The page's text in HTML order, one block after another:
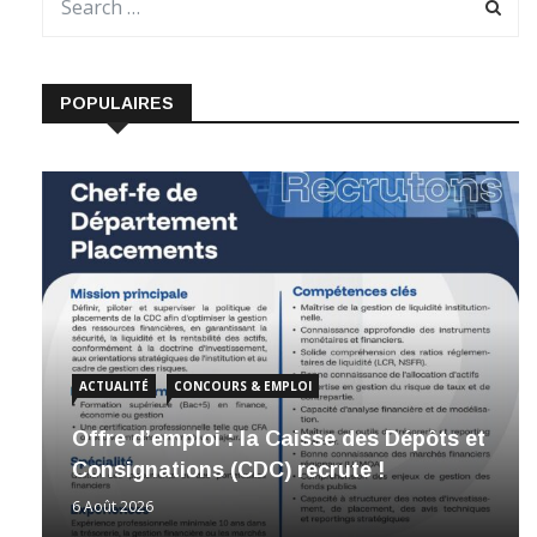
POPULAIRES
ACTUALITÉ CONCOURS & EMPLOI
Offre d’emploi : la Caisse des Dépôts et
Consignations (CDC) recrute !
6 Août 2026